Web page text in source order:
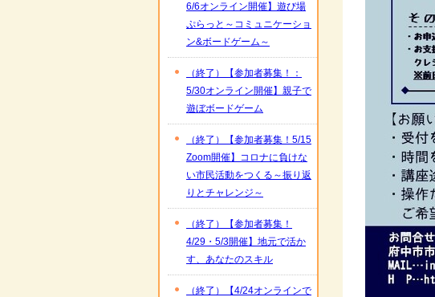
6/6オンライン開催】遊び場
ぷらっと～コミュニケーショ
ン&ボードゲーム～
（終了）【参加者募集！：
5/30オンライン開催】親子で
遊ぼボードゲーム
（終了）【参加者募集！5/15
Zoom開催】コロナに負けな
い市民活動をつくる～振り返
りとチャレンジ～
（終了）【参加者募集！
4/29・5/3開催】地元で活か
す、あなたのスキル
（終了）【4/24オンラインで